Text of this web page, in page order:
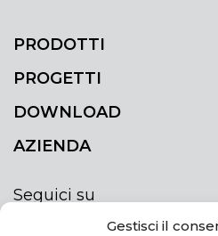
Gestisci il
PRODOTTI
PROGETTI
DOWNLOAD
AZIENDA
Seguici su